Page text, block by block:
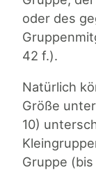
oder des
42 f.).
Natürlich
Größe
10)
Gruppe